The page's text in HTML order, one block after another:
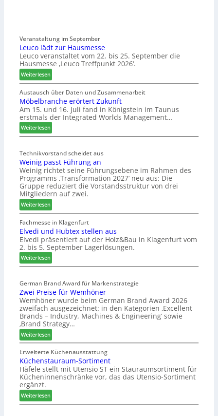
Veranstaltung im September
Leuco lädt zur Hausmesse
Leuco veranstaltet vom 22. bis 25. September die
Hausmesse ‚Leuco Treffpunkt 2026‘.
Weiterlesen:
L
e
u
c
o
ä
t
z
u
r
H
a
u
s
m
e
s
s
e
Austausch über Daten und Zusammenarbeit
Möbelbranche erörtert Zukunft
Am 15. und 16. Juli fand in Königstein im Taunus
erstmals der Integrated Worlds Management…
Weiterlesen:
M
b
e
l
b
r
a
n
c
h
e
e
r
ö
r
e
r
t
Z
u
k
u
f
t
Technikvorstand scheidet aus
Weinig passt Führung an
Weinig richtet seine Führungsebene im Rahmen des
Programms ‚Transformation 2027‘ neu aus: Die
Gruppe reduziert die Vorstandsstruktur von drei
Mitgliedern auf zwei.
Weiterlesen:
W
e
i
n
i
p
s
s
t
F
ü
h
r
u
n
g
a
n
Fachmesse in Klagenfurt
Elvedi und Hubtex stellen aus
Elvedi präsentiert auf der Holz&Bau in Klagenfurt vom
2. bis 5. September Lagerlösungen.
Weiterlesen:
E
v
e
d
i
u
n
d
H
u
b
t
e
x
s
t
German Brand Award für Markenstrategie
Zwei Preise für Wemhöner
Wemhöner wurde beim German Brand Award 2026
zweifach ausgezeichnet: in den Kategorien ‚Excellent
Brands – Industry, Machines & Engineering‘ sowie
‚Brand Strategy…
Weiterlesen:
Z
w
e
i
P
e
i
Erweiterte Küchenausstattung
Küchenstauraum-Sortiment
Häfele stellt mit Utensio ST ein Stauraumsortiment für
Kücheninnenschränke vor, das das Utensio-Sortiment
ergänzt.
Weiterlesen:
K